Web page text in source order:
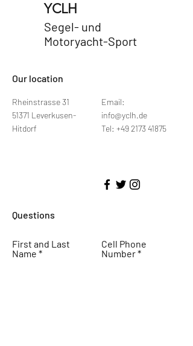
YCLH
Segel- und
Motoryacht-Sport
​Our location
Rheinstrasse 31
51371 Leverkusen-
Hitdorf
Email:
info@yclh.de
Tel: +49 2173 41875
Questions
First and Last
Name
Cell Phone
Number